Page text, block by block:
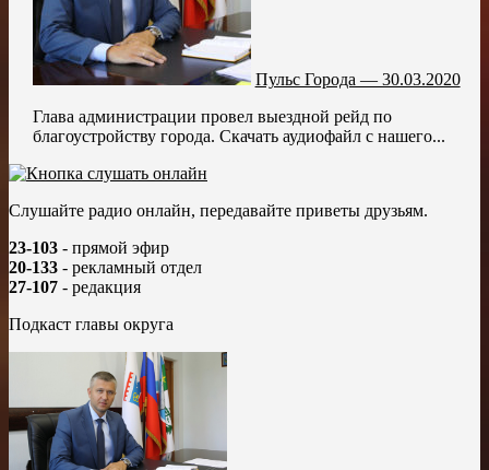
Пульс Города — 30.03.2020
Глава администрации провел выездной рейд по
благоустройству города. Скачать аудиофайл с нашего...
Слушайте радио онлайн, передавайте приветы друзьям.
23-103 - прямой эфир
20-133 - рекламный отдел
27-107 - редакция
Подкаст главы округа